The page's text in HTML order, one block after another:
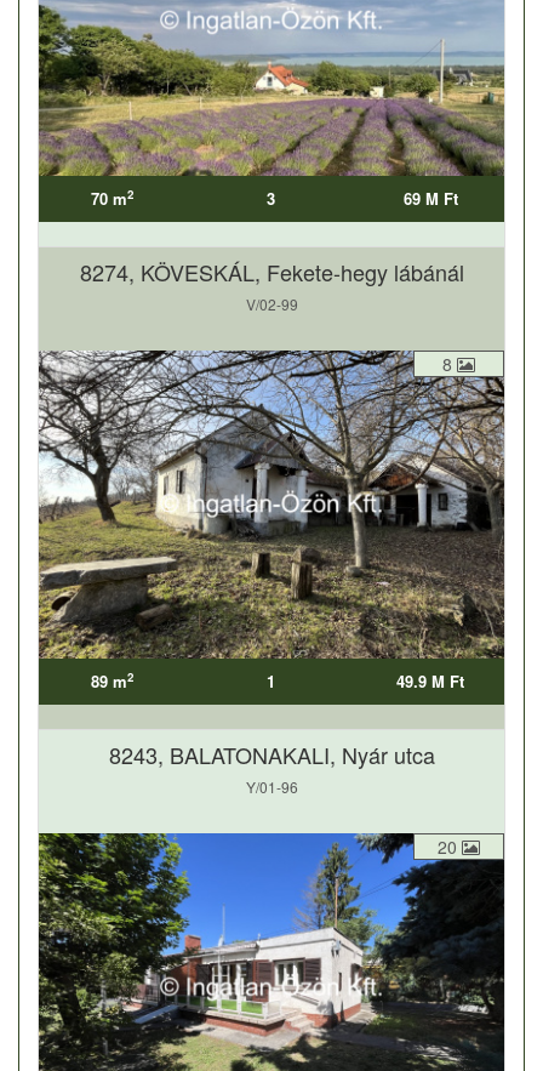
70 m2 3 69 M Ft
8274, KÖVESKÁL, Fekete-hegy lábánál
V/02-99
8
89 m2 1 49.9 M Ft
8243, BALATONAKALI, Nyár utca
Y/01-96
20